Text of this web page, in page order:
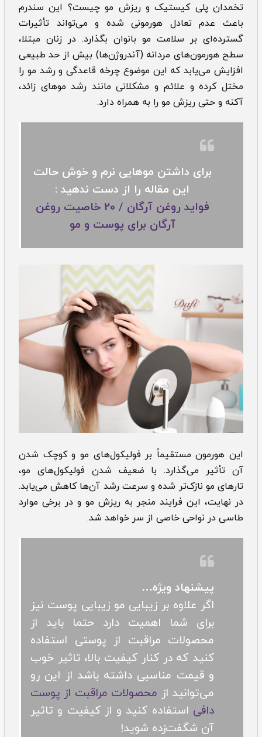
تخمدان پلی کیستیک و ریزش مو چیست؟ این سندرم
باعث عدم تعادل هورمونی شده و می‌تواند تأثیرات
گسترده‌ای بر سلامت مو بانوان بگذارد. در زنان مبتلا،
سطح هورمون‌های مردانه (آندروژن‌ها) بیش از حد طبیعی
افزایش می‌یابد که این موضوع چرخه قاعدگی و رشد مو را
مختل کرده و علائم و مشکلاتی مانند رشد موهای زائد،
آکنه و حتی ریزش مو را به همراه دارد.
برای داشتن موهایی نرم و خوش حالت
این مقاله را از دست ندهید :
فواید روغن آرگان / 20 خاصیت روغن
آرگان برای پوست و مو
این هورمون مستقیماً بر فولیکول‌های مو و کوچک شدن
آن تأثیر می‌گذارد. با ضعیف شدن فولیکول‌های مو،
تارهای مو نازک‌تر شده و سرعت رشد آن‌ها کاهش می‌یابد.
در نهایت، این فرایند منجر به ریزش مو و در برخی موارد
طاسی در نواحی خاصی از سر خواهد شد.
پیشنهاد ویژه…
اگر علاوه بر زیبایی مو زیبایی پوست نیز
برای شما اهمیت دارد حتما باید از
محصولات مراقبت از پوستی استفاده
کنید که در کنار کیفیت بالا، تاثیر خوب
و قیمت مناسبی داشته باشد از این رو
می‌توانید از محصولات مراقبت از پوست
دافی استفاده کنید و از کیفیت و تاثیر
آن شگفت‌زده شوید!